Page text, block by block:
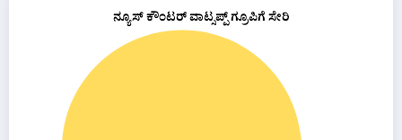
ನ್ಯೂಸ್ ಕೌಂಟರ್ ವಾಟ್ಸಪ್ಪ್ ಗ್ರೂಪಿಗೆ ಸೇರಿ